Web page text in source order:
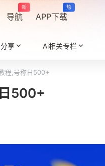
导航
新
APP下载
热
享 Ai相关专栏
程,号称日500+
500+